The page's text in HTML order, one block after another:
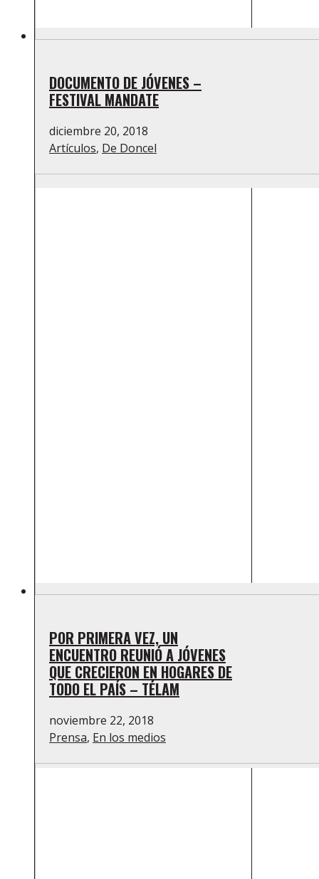
DOCUMENTO DE JÓVENES –
FESTIVAL MANDATE
diciembre 20, 2018
Artículos, De Doncel
POR PRIMERA VEZ, UN
ENCUENTRO REUNIÓ A JÓVENES
QUE CRECIERON EN HOGARES DE
TODO EL PAÍS – TÉLAM
noviembre 22, 2018
Prensa, En los medios